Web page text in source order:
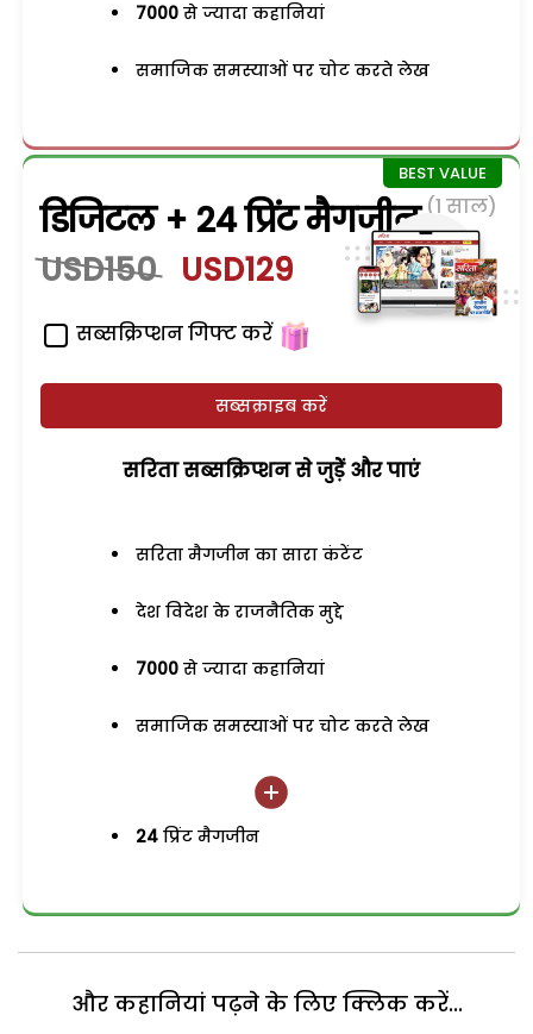
7000 से ज्यादा कहानियां
समाजिक समस्याओं पर चोट करते लेख
डिजिटल + 24 प्रिंट मैगजीन (1 साल)
USD150 USD129
सब्सक्रिप्शन गिफ्ट करें
सब्सक्राइब करें
सरिता सब्सक्रिप्शन से जुड़ेें और पाएं
सरिता मैगजीन का सारा कंटेंट
देश विदेश के राजनैतिक मुद्दे
7000 से ज्यादा कहानियां
समाजिक समस्याओं पर चोट करते लेख
24 प्रिंट मैगजीन
और कहानियां पढ़ने के लिए क्लिक करें...